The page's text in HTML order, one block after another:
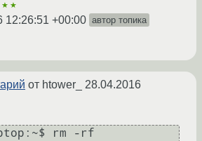
12:26:51 +00:00 автор топика
от htower_ 28.04.2016
rm -rf